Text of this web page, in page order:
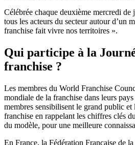
Célébrée chaque deuxième mercredi de
tous les acteurs du secteur autour d’un
franchise fait vivre nos territoires ».
Qui participe à la
franchise ?
Les membres du World Franchise
mondiale de la franchise dans leurs
membres sensibilisent le grand public
franchise en rappelant les chiffres clés
du modèle, pour une meilleure
En France, la Fédération Française de